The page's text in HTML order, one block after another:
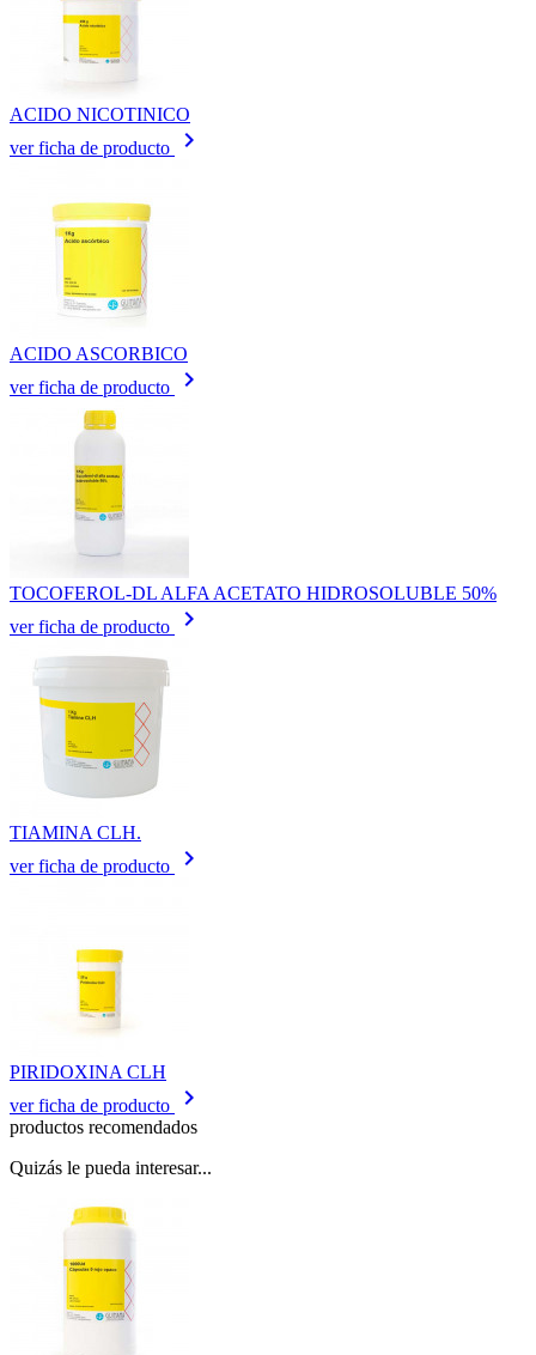
ACIDO NICOTINICO
ver ficha de producto
keyboard_arrow_right
ACIDO ASCORBICO
ver ficha de producto
keyboard_arrow_right
TOCOFEROL-DL ALFA ACETATO HIDROSOLUBLE 50%
ver ficha de producto
keyboard_arrow_right
TIAMINA CLH.
ver ficha de producto
keyboard_arrow_right
PIRIDOXINA CLH
ver ficha de producto
keyboard_arrow_right
productos recomendados
Quizás le pueda interesar...